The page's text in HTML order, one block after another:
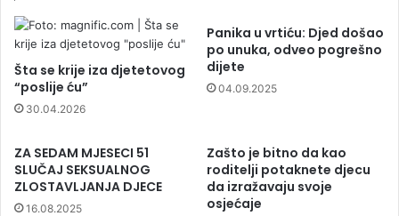
Šta se krije iza djetetovog
“poslije ću”
30.04.2026
Panika u vrtiću: Djed došao
po unuka, odveo pogrešno
dijete
04.09.2025
ZA SEDAM MJESECI 51
SLUČAJ SEKSUALNOG
ZLOSTAVLJANJA DJECE
16.08.2025
Zašto je bitno da kao
roditelji potaknete djecu
da izražavaju svoje
osjećaje